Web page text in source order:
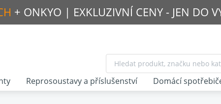
+ ONKYO | EXKLUZIVNÍ CENY - JEN DO
Reprosoustavy a příslušenství Domácí